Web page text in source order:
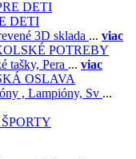
DETI
3D sklada ... viac
POTREBY
tašky, Pera ... viac
OSLAVA
, Lampióny, Sv ...